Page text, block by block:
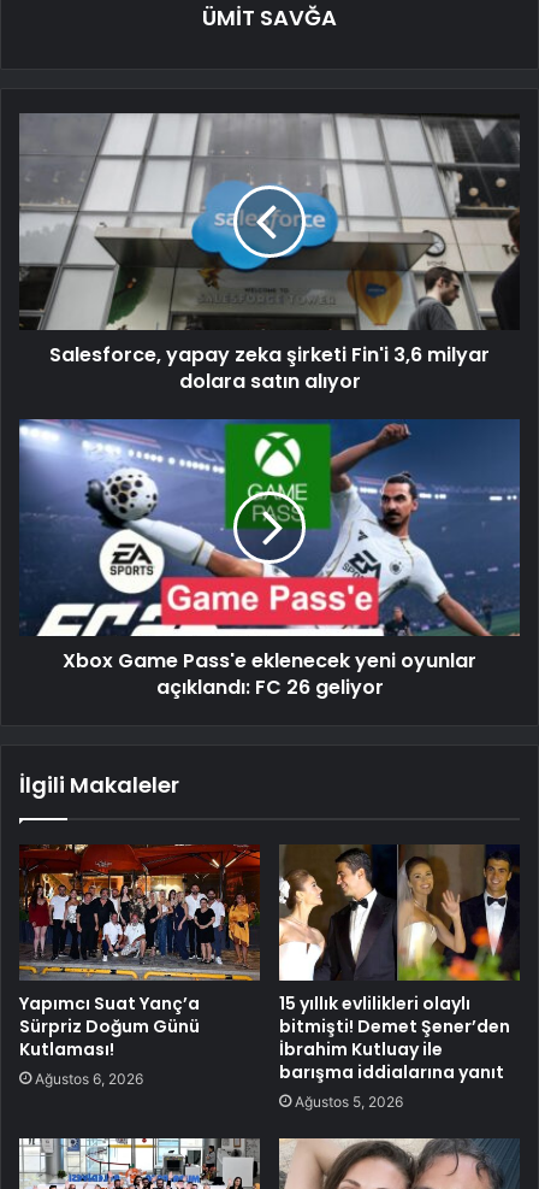
ÜMİT SAVĞA
Salesforce, yapay zeka şirketi Fin'i 3,6 milyar
dolara satın alıyor
Xbox Game Pass'e eklenecek yeni oyunlar
açıklandı: FC 26 geliyor
İlgili Makaleler
Yapımcı Suat Yanç’a
Sürpriz Doğum Günü
Kutlaması!
Ağustos 6, 2026
15 yıllık evlilikleri olaylı
bitmişti! Demet Şener’den
İbrahim Kutluay ile
barışma iddialarına yanıt
Ağustos 5, 2026